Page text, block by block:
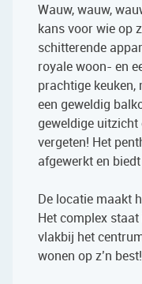
Wauw, wauw,
kans voor wie op
schitterende
royale woon- en
prachtige keuken,
een geweldig
geweldige uitzicht
vergeten! Het
afgewerkt en
De locatie maakt
Het complex
vlakbij het
wonen op z’n